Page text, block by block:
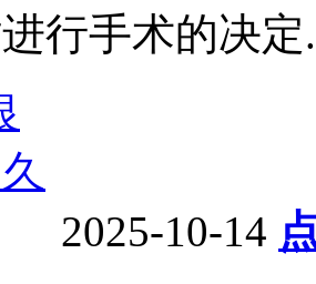
行手术的决定
2025-10-14